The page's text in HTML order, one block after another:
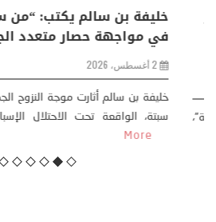
منذر بالضيافي يكتب حول:
من ظاهرة طبيعية .. تحول
مقاربة سوسيولوجية )
كتب: منذر بالضيافي بدأت قصتي مع
منذ نهاية ثمانينات القرن الماضي، حين أطردنا